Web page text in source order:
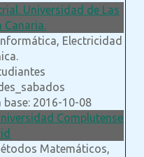
Universidad de Las
Canaria.
Electricidad
base: 2016-10-08
Complutense
Matemáticos,